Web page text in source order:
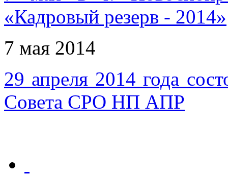
«Кадровый резерв - 2014»
7 мая 2014
29 апреля 2014 года
Совета СРО НП АПР